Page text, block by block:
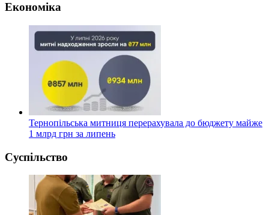
Економіка
Тернопільська митниця перерахувала до бюджету майже
1 млрд грн за липень
Суспільство